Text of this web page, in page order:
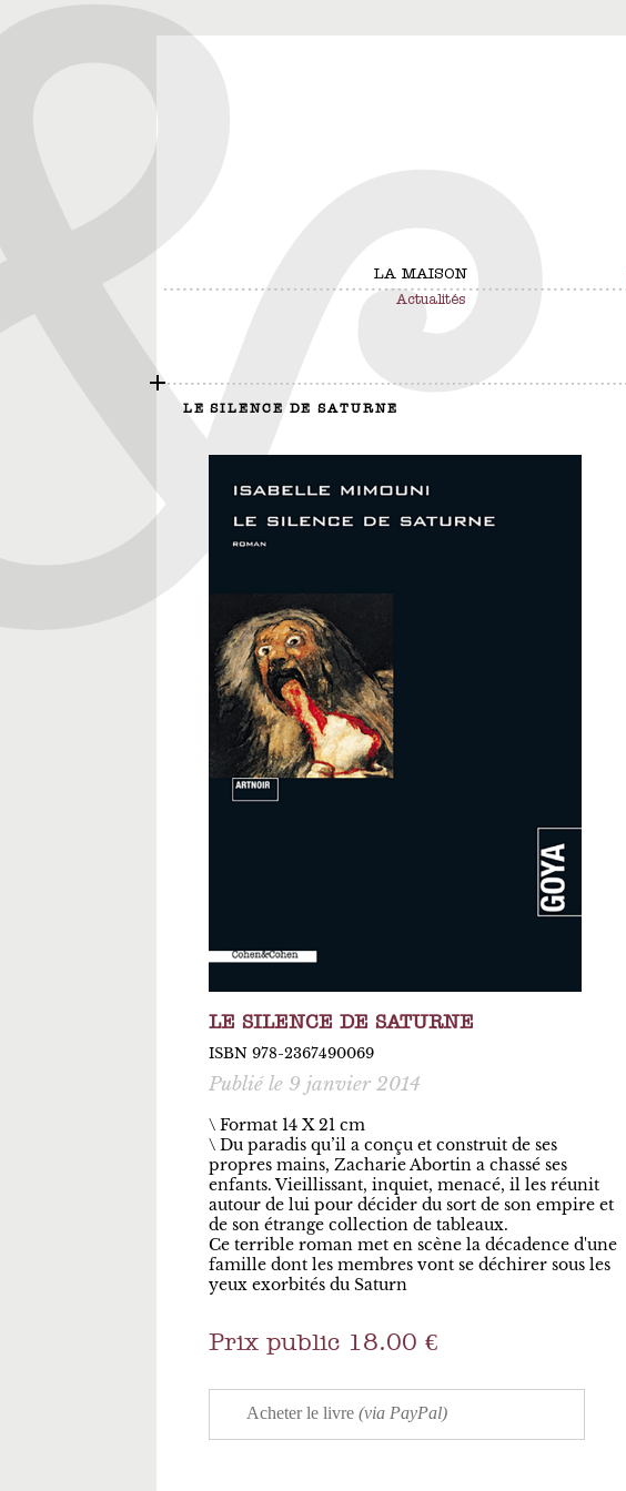
LA MAISON
Actualités
LE SILENCE DE SATURNE
LE SILENCE DE SATURNE
ISBN 978-2367490069
Publié le 9 janvier 2014
\ Format 14 X 21 cm
Du paradis qu’il a conçu et construit de ses
propres mains, Zacharie Abortin a chassé ses
enfants. Vieillissant, inquiet, menacé, il les réunit
autour de lui pour décider du sort de son empire et
de son étrange collection de tableaux.
Ce terrible roman met en scène la décadence d'une
famille dont les membres vont se déchirer sous les
yeux exorbités du Saturn
Prix public 18.00 €